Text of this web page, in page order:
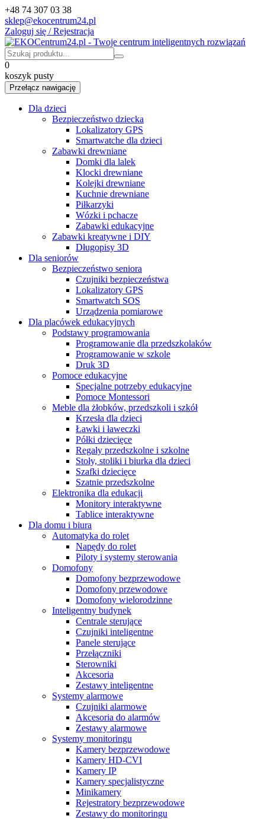
+48 74 307 03 38
sklep@ekocentrum24.pl
Zaloguj się / Rejestracja
0
koszyk pusty
Przełącz nawigację
Dla dzieci
Bezpieczeństwo dziecka
Lokalizatory GPS
Smartwatche dla dzieci
Zabawki drewniane
Domki dla lalek
Klocki drewniane
Kolejki drewniane
Kuchnie drewniane
Piłkarzyki
Wózki i pchacze
Zabawki edukacyjne
Zabawki kreatywne i DIY
Długopisy 3D
Dla seniorów
Bezpieczeństwo seniora
Czujniki bezpieczeństwa
Lokalizatory GPS
Smartwatch SOS
Urządzenia pomiarowe
Dla placówek edukacyjnych
Podstawy programowania
Programowanie dla przedszkolaków
Programowanie w szkole
Druk 3D
Pomoce edukacyjne
Specjalne potrzeby edukacyjne
Pomoce Montessori
Meble dla żłobków, przedszkoli i szkół
Krzesła dla dzieci
Ławki i ławeczki
Półki dziecięce
Regały przedszkolne i szkolne
Stoły, stoliki i biurka dla dzieci
Szafki dziecięce
Szatnie przedszkolne
Elektronika dla edukacji
Monitory interaktywne
Tablice interaktywne
Dla domu i biura
Automatyka do rolet
Napędy do rolet
Piloty i systemy sterowania
Domofony
Domofony bezprzewodowe
Domofony przewodowe
Domofony wielorodzinne
Inteligentny budynek
Centrale sterujące
Czujniki inteligentne
Panele sterujące
Przełączniki
Sterowniki
Akcesoria
Zestawy inteligentne
Systemy alarmowe
Czujniki alarmowe
Akcesoria do alarmów
Zestawy alarmowe
Systemy monitoringu
Kamery bezprzewodowe
Kamery HD-CVI
Kamery IP
Kamery specjalistyczne
Minikamery
Rejestratory bezprzewodowe
Zestawy do monitoringu